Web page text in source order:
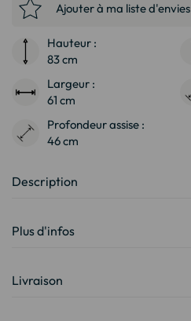
Ajouter à ma liste d'envies
Hauteur :
83 cm
Largeur :
61 cm
Profondeur assise :
46 cm
Description
Plus d'infos
Livraison